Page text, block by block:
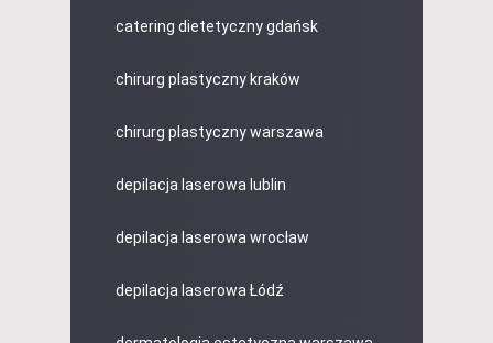
catering dietetyczny gdańsk
chirurg plastyczny kraków
chirurg plastyczny warszawa
depilacja laserowa lublin
depilacja laserowa wrocław
depilacja laserowa Łódź